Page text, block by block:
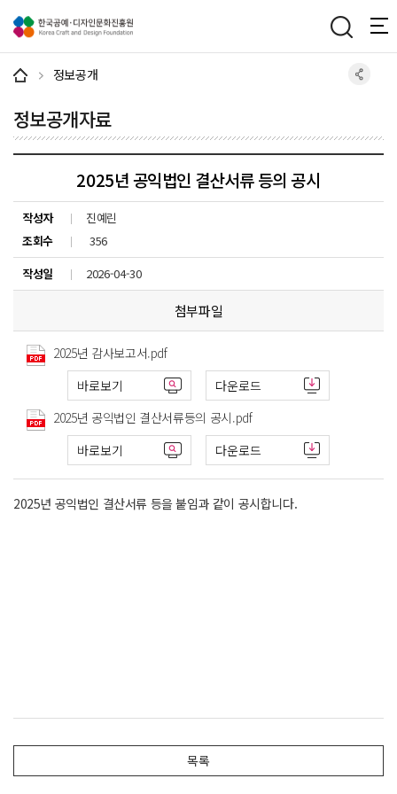
정보공개
정보공개자료
2025년 공익법인 결산서류 등의 공시
작성자
진예린
조회수
356
작성일
2026-04-30
첨부파일
2025년 감사보고서.pdf
바로보기
다운로드
2025년 공익법인 결산서류등의 공시.pdf
바로보기
다운로드
2025년 공익법인 결산서류 등을 붙임과 같이 공시합니다.
목록